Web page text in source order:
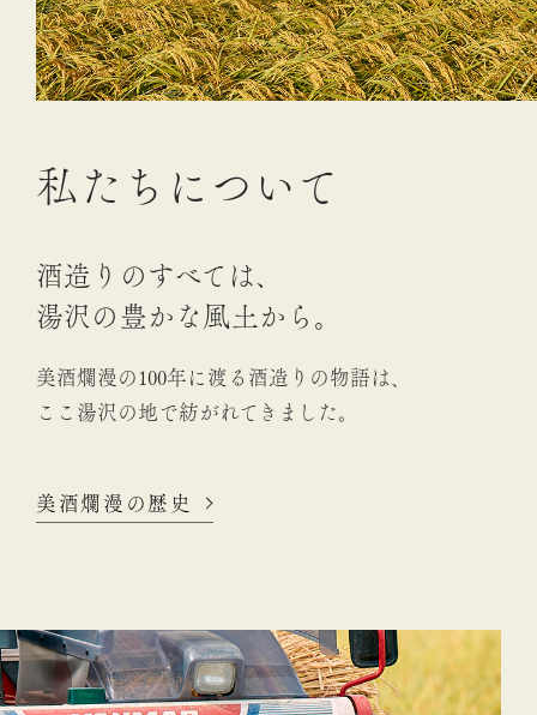
私 た ち に つ い て
酒造りのすべては、
湯沢の豊かな風土から。
美酒爛漫の100年に渡る酒造りの物語は、
ここ湯沢の地で紡がれてきました。
美酒爛漫の歴史